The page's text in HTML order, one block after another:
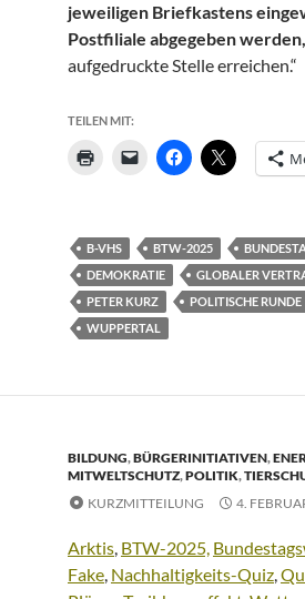
jeweiligen Briefkastens
Postfiliale abgegeben werden,
aufgedruckte Stelle erreichen.“
TEILEN MIT:
B-VHS BTW-2025
DEMOKRATIE
GLOBALER
PETER KURZ
POLITISCHE RUNDE
WUPPERTAL
BILDUNG,BÜRGERINITIATIVEN,
MITWELTSCHUTZ,POLITIK,
KURZMITTEILUNG
4.
Arktis, BTW-2025,
Fake, Nachhaltigkeits-Quiz,